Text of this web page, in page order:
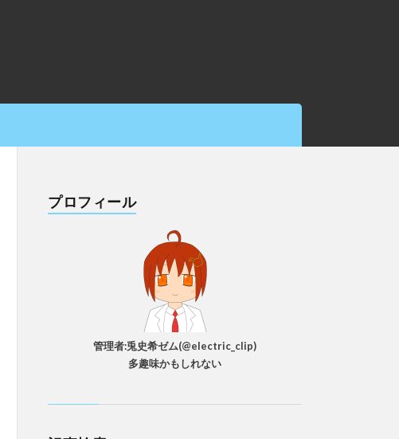
プロフィール
管理者:兎史希ゼム(@electric_clip)
多趣味かもしれない